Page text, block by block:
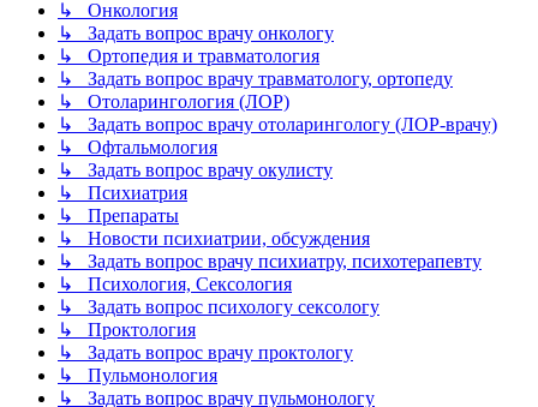
↳ Онкология
↳ Задать вопрос врачу онкологу
↳ Ортопедия и травматология
↳ Задать вопрос врачу травматологу, ортопеду
↳ Отоларингология (ЛОР)
↳ Задать вопрос врачу отоларингологу (ЛОР-врачу)
↳ Офтальмология
↳ Задать вопрос врачу окулисту
↳ Психиатрия
↳ Препараты
↳ Новости психиатрии, обсуждения
↳ Задать вопрос врачу психиатру, психотерапевту
↳ Психология, Сексология
↳ Задать вопрос психологу сексологу
↳ Проктология
↳ Задать вопрос врачу проктологу
↳ Пульмонология
↳ Задать вопрос врачу пульмонологу